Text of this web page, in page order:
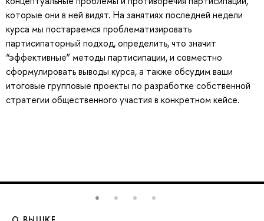
которые они в ней видят. На занятиях последней недели
курса мы постараемся проблематизировать
партисипаторный подход, определить, что значит
“эффективные” методы партисипации, и совместно
сформулировать выводы курса, а также обсудим ваши
итоговые групповые проекты по разработке собственной
стратегии общественного участия в конкретном кейсе.